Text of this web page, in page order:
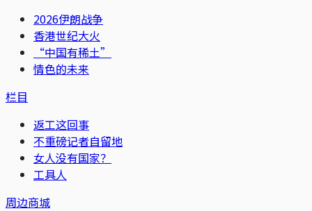
2026伊朗战争
香港世纪大火
“中国有稀土”
情色的未来
栏目
返工这回事
不重磅记者自留地
女人没有国家？
工具人
周边商城